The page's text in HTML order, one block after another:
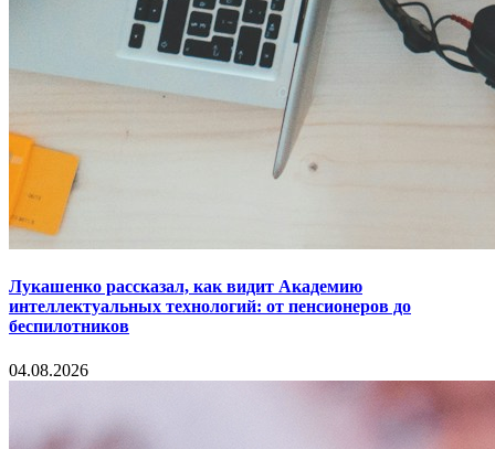
Лукашенко рассказал, как видит Академию
интеллектуальных технологий: от пенсионеров до
беспилотников
04.08.2026